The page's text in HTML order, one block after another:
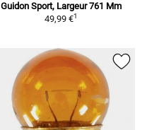
Guidon Sport, Largeur 761 Mm
49,99 €1